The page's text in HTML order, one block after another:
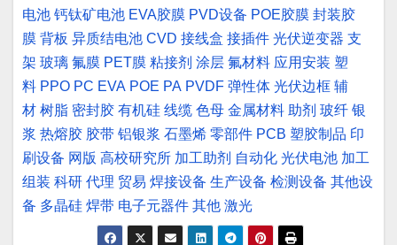
电池 钙钛矿电池 EVA胶膜 PVD设备 POE胶膜 封装胶
膜 背板 异质结电池 CVD 接线盒 接插件 光伏逆变器 支
架 玻璃 氟膜 PET膜 粘接剂 涂层 氟材料 应用安装 塑
料 PPO PC EVA POE PA PVDF 弹性体 光伏边框 辅
材 树脂 密封胶 有机硅 线缆 色母 金属材料 助剂 玻纤 银
浆 热熔胶 胶带 铝银浆 石墨烯 零部件 PCB 塑胶制品 印
刷设备 网版 高校研究所 加工助剂 自动化 光伏电池 加工
组装 科研 代理 贸易 焊接设备 生产设备 检测设备 其他设
备 多晶硅 焊带 电子元器件 其他 激光